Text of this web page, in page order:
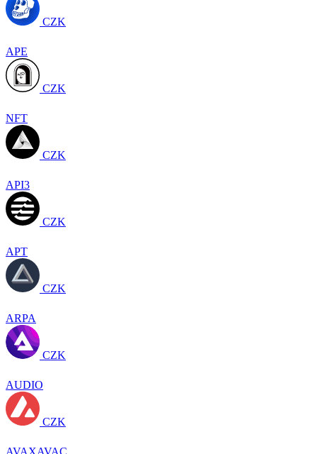
CZK
APE
CZK
NFT
CZK
API3
CZK
APT
CZK
ARPA
CZK
AUDIO
CZK
AVAXAVAC